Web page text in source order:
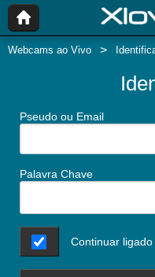
Webcams ao Vivo
Pseudo ou Email
Palavra Chave
Continuar ligado